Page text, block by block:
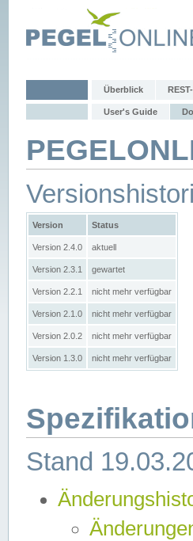
Überblick
User's Guide
Version Status
Version 2.4.0 aktuell
Version 2.3.1 gewartet
Version 2.2.1 nicht mehr verfügbar
Version 2.1.0 nicht mehr verfügbar
Version 2.0.2 nicht mehr verfügbar
Version 1.3.0 nicht mehr verfügbar
Stand